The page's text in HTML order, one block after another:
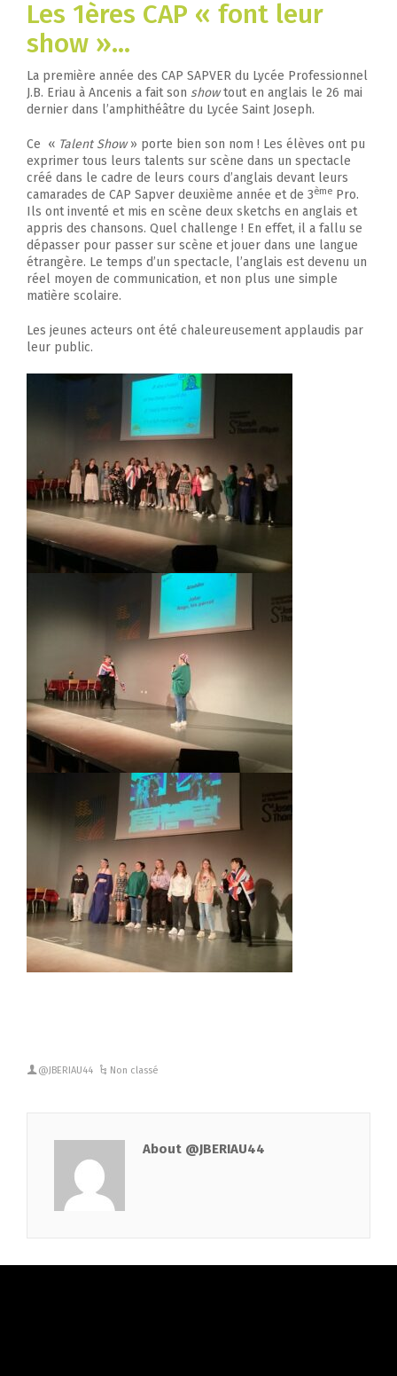
Les 1ères CAP « font leur
show »…
La première année des CAP SAPVER du Lycée Professionnel
J.B. Eriau à Ancenis a fait son showtout en anglais le 26 mai
dernier dans l’amphithéâtre du Lycée Saint Joseph.
Ce « Talent Show» porte bien son nom ! Les élèves ont pu
exprimer tous leurs talents sur scène dans un spectacle
créé dans le cadre de leurs cours d’anglais devant leurs
camarades de CAP Sapver deuxième année et de 3ème Pro.
Ils ont inventé et mis en scène deux sketchs en anglais et
appris des chansons. Quel challenge ! En effet, il a fallu se
dépasser pour passer sur scène et jouer dans une langue
étrangère. Le temps d’un spectacle, l’anglais est devenu un
réel moyen de communication, et non plus une simple
matière scolaire.
Les jeunes acteurs ont été chaleureusement applaudis par
leur public.
@JBERIAU44 Non classé
About @JBERIAU44